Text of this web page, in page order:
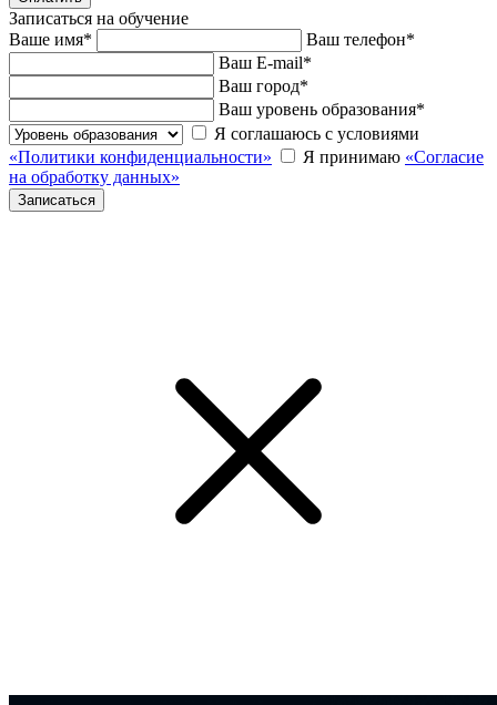
Записаться на обучение
Ваше имя* Ваш телефон*
Ваш E-mail*
Ваш город*
Ваш уровень образования*
Я соглашаюсь с условиями
«Политики конфиденциальности»
Я принимаю «Согласие
на обработку данных»